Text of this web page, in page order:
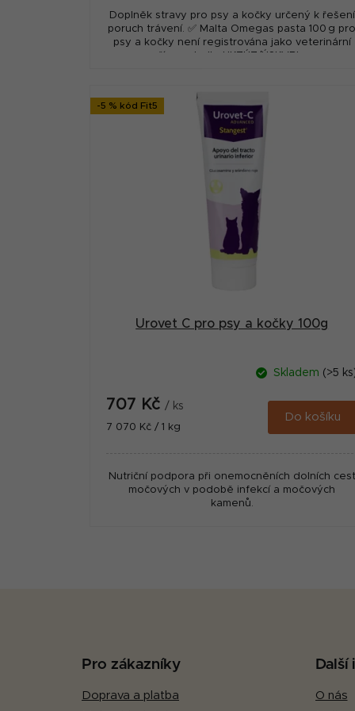
Doplněk stravy pro psy a kočky určený k řešení
poruch trávení. ✅ Malta Omegas pasta 100 g pro
psy a kočky není registrována jako veterinární
-5 % kód Fit5
Urovet C pro psy a kočky 100g
Skladem (>5
707 Kč / ks
Měrná
7 070 Kč / 1 kg
Do košíku
Nutriční podpora při onemocněních dolních cest
močových v podobě infekcí a močových
kamenů.
Pro zákazníky
Doprava a platba
Další
O nás